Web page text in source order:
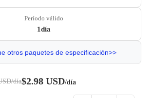
Período válido
1día
otros paquetes de especificación>>
/día$2.98 USD/día